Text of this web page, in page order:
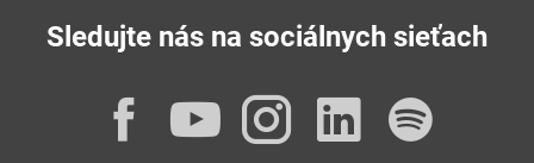
Sledujte nás na sociálnych sieťach
Facebook
YouTube
Instagram